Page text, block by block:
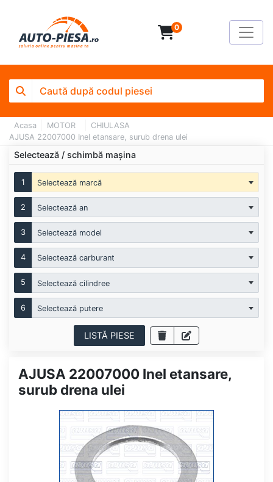
0
Acasa MOTOR
CHIULASA
AJUSA 22007000 Inel etansare, surub drena ulei
Selectează / schimbă mașina
1 Selectează marcă
2 Selectează an
3 Selectează model
4 Selectează carburant
5 Selectează cilindree
6 Selectează putere
LISTĂ PIESE
AJUSA 22007000 Inel etansare,
surub drena ulei